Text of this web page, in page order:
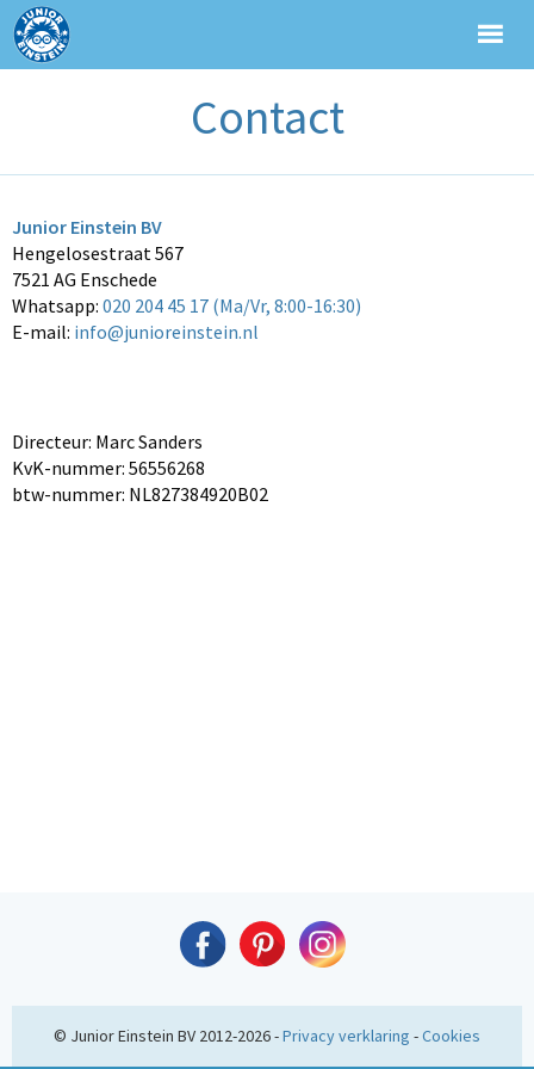
Contact
Junior Einstein BV
Hengelosestraat 567
7521 AG Enschede
Whatsapp: 020 204 45 17 (Ma/Vr, 8:00-16:30)
E-mail: info@junioreinstein.nl
Directeur: Marc Sanders
KvK-nummer: 56556268
btw-nummer: NL827384920B02
© Junior Einstein BV 2012-2026 -Privacy verklaring -Cookies